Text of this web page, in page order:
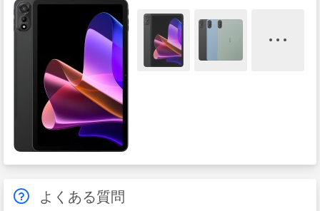
よくある質問